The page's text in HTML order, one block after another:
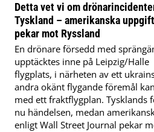
Detta vet vi om
Tyskland – amerikanska
pekar mot Ryssland
En drönare försedd med
upptäcktes inne på Leipzig/Halle
flygplats, i närheten av ett
andra okänt flygande föremål
med ett fraktflygplan. Tysklands
nu händelsen, medan
enligt Wall Street Journal pekar